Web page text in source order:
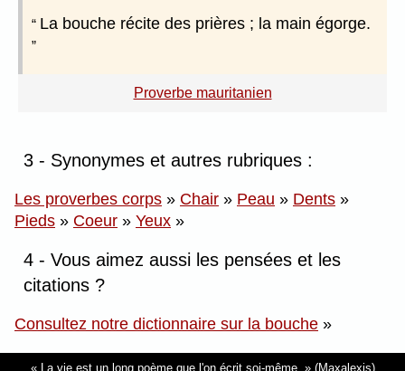
La bouche récite des prières ; la main égorge.
Proverbe mauritanien
3 - Synonymes et autres rubriques :
Les proverbes corps » Chair » Peau » Dents »
Pieds » Coeur » Yeux »
4 - Vous aimez aussi les pensées et les
citations ?
Consultez notre dictionnaire sur la bouche »
La vie est un long poème que l'on écrit soi-même. (Maxalexis)